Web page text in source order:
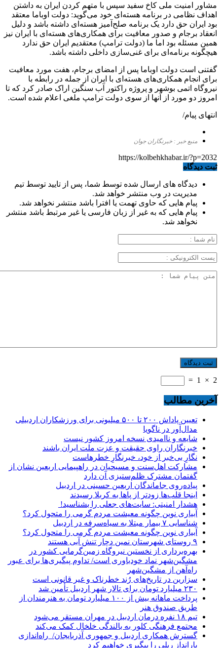
مشاور امنیت ملی کاخ سفید سپس با متهم کردن ایران به داشتن
اهداف نظامی در برنامه هسته‌ای خود می‌گوید: دولت اوباما معتقد
بود ایران حق دارد یک برنامه صلح‌آمیز هسته‌ای داشته باشد و دلیل
انعقاد برجام و صدور معافیت برای همکاری‌های هسته‌ای با ایران نیز
همین مسئله بود اما ما (دولت ترامپ) معتقدیم ایران حق ندارد
هیچگونه برنامه‌ای برای غنی‌سازی داخلی داشته باشد.
گفتنی است دولت اوباما پس از امضای برجام، هفت مورد معافیت
برای انجام همکاری‌های هسته‌ای با ایران از جمله در رابطه با
نیروگاه اتمی بوشهر و پروژه راکتور آب سنگین اراک صادر کرد که تا
امروز دو مورد از آنها از سوی دولت ترامپ ملغی اعلام شده است.
انتهای پیام/
منبع خبر : خبرنگاران جوان
https://kolbehkhabar.ir/?p=2032
ثبت دیدگاه
دیدگاه های ارسال شده توسط شما، پس از تایید توسط تیم
مدیریت در وب منتشر خواهد شد.
پیام هایی که حاوی تهمت یا افترا باشد منتشر نخواهد شد.
پیام هایی که به غیر از زبان فارسی یا غیر مرتبط باشد منتشر
نخواهد شد.
2
×
1
=
آخرین مطالب
تعیین پاداش ۲۰۰ تا ۵۰۰ میلیونی برای ورزشکاران اردبیلی
مدال‌آور در ناگویا
شایعه و ناامیدی نسخه امروز کشور نیست
خبرنگاران راوی حقیقت و عزت ملت ایران باشند
نگارِ بی‌خبر از خود، خبرنگارِ خطرهاست
مشارکت اهل‌سنت و مسیحیان در راهپیمایی اربعین نشان از
گفتمان مشترک ظلم‌ستیزی آن دارد
پیاده‌روی جاماندگان اربعین حسینی در اردبیل
اینجا قلب‌ها زودتر از پاها به کربلا رسیدند
هشدار امنیتی: سایت‌های جعلی را بشناسید!
آبیاری نوین چگونه معیشت مردم گرمی را متحول کرد؟
شناسایی ۷ بیمار مبتلا به سیاه‌سرفه در اردبیل
آبیاری نوین چگونه معیشت مردم گرمی را متحول کرد؟
۹ روستای شهرستان نمین دچار تنش آبی هستند
بهره‌برداری از نخستین نیروگاه زمین‌گرمایی کشور در
مشگین‌شهر نماد خودباوری است/ تداوم پیگیری‌ها برای عبور
راه‌آهن از مشگین‌شهر
سزارین در تاریخ‌های رُند خطرناک و غیر قانونی است
۲۳۰ میلیارد تومان برای تالار شهر اردبیل تأمین شد
پرداخت ماهانه بیش از ۱۰۰ میلیارد تومان به هنرمندان از
طریق صندوق هنر
تیم ۱۸ نفره درمان اردبیل در مهران مستقر می‌شود
مجتمع فرهنگی کلور به بالندگی خلخال کمک می‌کند
گسترش همکاری اردبیل و جمهوری آذربایجان/ راه‌اندازی
بارانداز ریلی را پیگیری خواهیم کرد